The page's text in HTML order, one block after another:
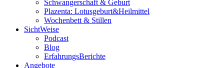
Schwangerschaft & Geburt
Plazenta: Lotusgeburt&Heilmittel
Wochenbett & Stillen
SichtWeise
Podcast
Blog
ErfahrungsBerichte
Angebote